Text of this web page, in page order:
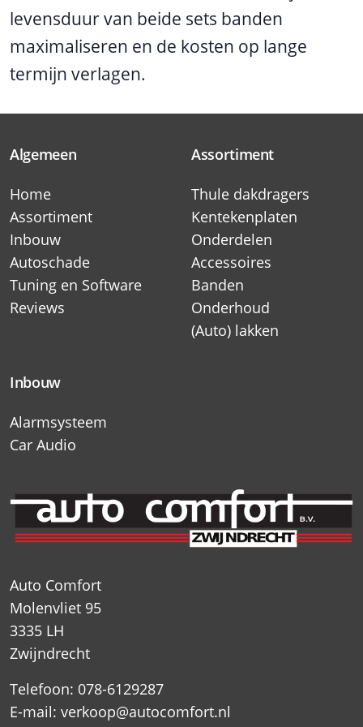
levensduur van beide sets banden
maximaliseren en de kosten op lange
termijn verlagen.
Algemeen
Home
Assortiment
Inbouw
Autoschade
Tuning en Software
Reviews
Assortiment
Thule dakdragers
Kentekenplaten
Onderdelen
Accessoires
Banden
Onderhoud
(Auto) lakken
Inbouw
Alarmsysteem
Car Audio
Auto Comfort
Molenvliet 95
3335 LH
Zwijndrecht
Telefoon: 078-6129287
E-mail: verkoop@autocomfort.nl